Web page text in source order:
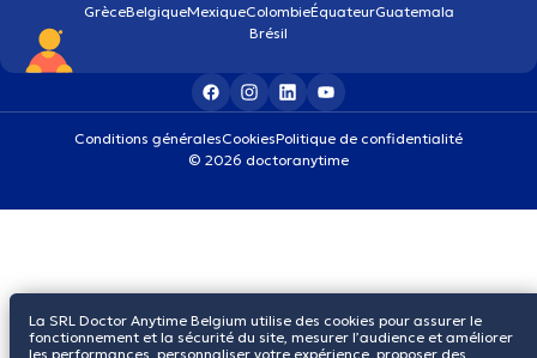
GrèceBelgiqueMexiqueColombieÉquateurGuatemala
Brésil
Conditions généralesCookiesPolitique de confidentialité
© 2026 doctoranytime
La SRL Doctor Anytime Belgium utilise des cookies pour assurer le
fonctionnement et la sécurité du site, mesurer l’audience et améliorer
les performances, personnaliser votre expérience, proposer des